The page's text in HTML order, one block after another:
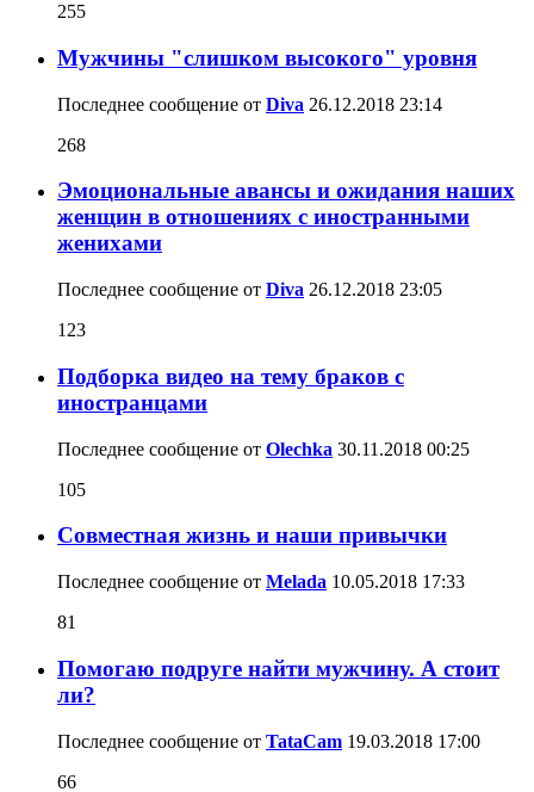
255
Мужчины "слишком высокого" уровня
Последнее сообщение от Diva 26.12.2018 23:14
268
Эмоциональные авансы и ожидания наших
женщин в отношениях с иностранными
женихами
Последнее сообщение от Diva 26.12.2018 23:05
123
Подборка видео на тему браков с
иностранцами
Последнее сообщение от Olechka 30.11.2018 00:25
105
Совместная жизнь и наши привычки
Последнее сообщение от Melada 10.05.2018 17:33
81
Помогаю подруге найти мужчину. А стоит
ли?
Последнее сообщение от TataCam 19.03.2018 17:00
66